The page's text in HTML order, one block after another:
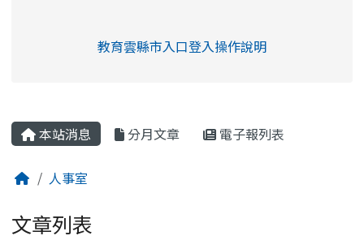
link to https://eliteracy.edu.tw/Shorts/
教育雲縣市入口登入操作說明
本站消息 分月文章 電子報列表
人事室
文章列表